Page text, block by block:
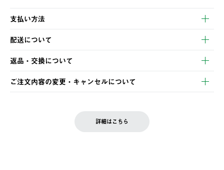
支払い方法
以下のいずれかの方法でお支払いいただけます。
・クレジットカード決済
・コンビニ決済
・Pay-easy決済
配送について
【発送スケジュール】
ご注文・ご入金完了より2営業日以内に商品を発送いたします。
土日祝の発送はございませんので、木曜日以降のご注文は週明け
の発送となる場合がございます。
返品・交換について
※お客様都合の場合
お客様都合の返品にかかる送料は、お客様ご負担とさせていただ
ご注文内容の変更・キャンセルについて
LOGOS FAMILY会員の方は、会員マイページ内 購入履歴画面に
詳細はこちら